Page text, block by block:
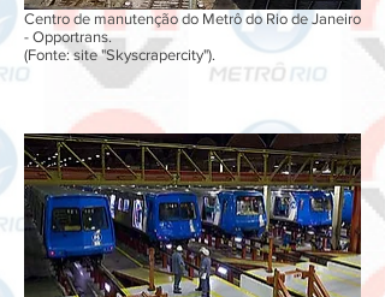
Centro de manutenção do Metrô do Rio de Janeiro
- Opportrans.
(Fonte: site "Skyscrapercity").